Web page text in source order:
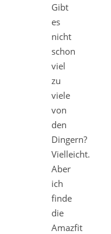
Gibt
es
nicht
schon
viel
zu
viele
von
den
Dingern?
Vielleicht.
Aber
ich
finde
die
Amazfit